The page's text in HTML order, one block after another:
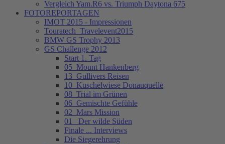
Vergleich Yam.R6 vs. Triumph Daytona 675
FOTOREPORTAGEN
IMOT 2015 - Impressionen
Touratech_Travelevent2015
BMW GS Trophy 2013
GS Challenge 2012
Start 1. Tag
05_Mount Hankenberg
13_Gullivers Reisen
10_Kuschelwiese Donauquelle
08_Trial im Grünen
06_Gemischte Gefühle
02_Mars Mission
01_ Der wilde Süden
Finale ... Interviews
Die Siegerehrung